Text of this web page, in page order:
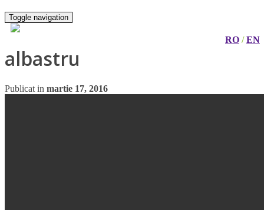
Toggle navigation
RO /EN
albastru
Publicat in martie 17, 2016